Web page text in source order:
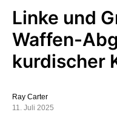
Linke und
Waffen-
kurdischer
Ray Carter
11. Juli 2025